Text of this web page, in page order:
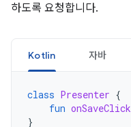
하도록 요청합니다.
Kotlin 자바
class Presenter {
fun onSaveClick
}